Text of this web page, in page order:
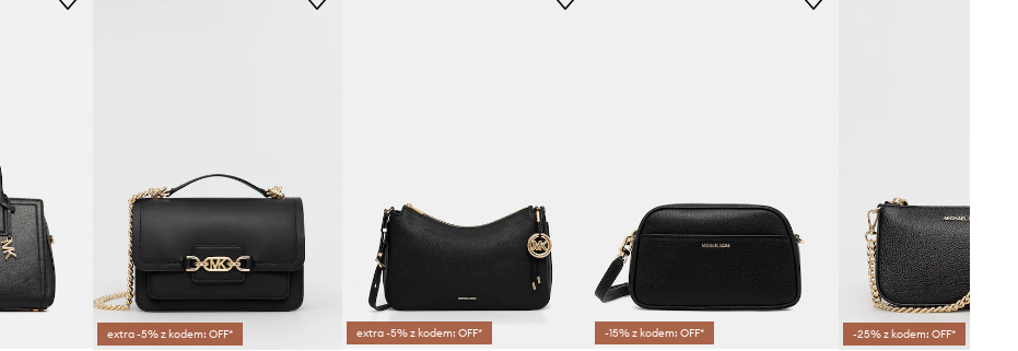
extra -5% z kodem: OFF* extra -5% z kodem: OFF* -15% z kodem: OFF* -25% z kodem: OFF*